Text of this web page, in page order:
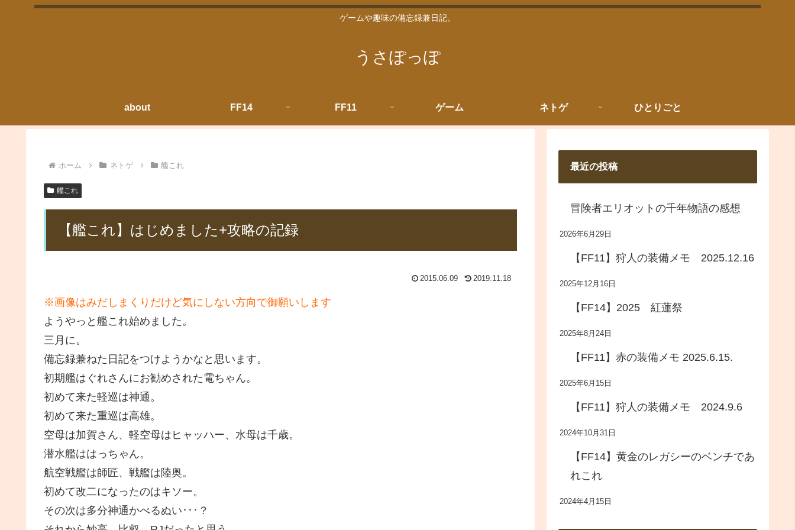
ゲームや趣味の備忘録兼日記。
うさぽっぽ
about FF14 FF11 ゲーム ネトゲ ひとりごと
ホーム ネトゲ 艦これ
艦これ
【艦これ】はじめました+攻略の記録
2015.06.09 2019.11.18
※画像はみだしまくりだけど気にしない方向で御願いします
ようやっと艦これ始めました。
三月に。
備忘録兼ねた日記をつけようかなと思います。
初期艦はぐれさんにお勧めされた電ちゃん。
初めて来た軽巡は神通。
初めて来た重巡は高雄。
空母は加賀さん、軽空母はヒャッハー、水母は千歳。
潜水艦ははっちゃん。
航空戦艦は師匠、戦艦は陸奥。
初めて改二になったのはキソー。
その次は多分神通かべるぬい･･･？
最近の投稿
冒険者エリオットの千年物語の感想
2026年6月29日
【FF11】狩人の装備メモ 2025.12.16
2025年12月16日
【FF14】2025 紅蓮祭
2025年8月24日
【FF11】赤の装備メモ 2025.6.15.
2025年6月15日
【FF11】狩人の装備メモ 2024.9.6
2024年10月31日
【FF14】黄金のレガシーのベンチであ
れこれ
2024年4月15日